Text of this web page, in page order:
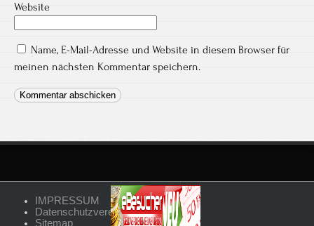
Website
Name, E-Mail-Adresse und Website in diesem Browser für
meinen nächsten Kommentar speichern.
IMPRESSUM
Datenschutzvereinbarungen
Sitemap